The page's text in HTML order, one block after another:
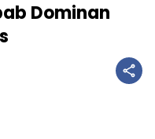
Dominan